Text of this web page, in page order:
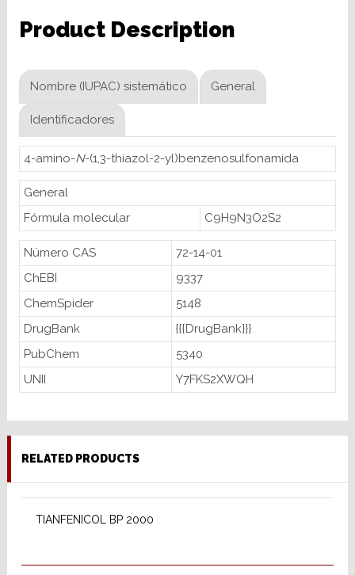
Product Description
Nombre (IUPAC) sistemático General
Identificadores
4-amino-N-(1,3-thiazol-2-yl)benzenosulfonamida
General
Fórmula molecular
C9H9N3O2S2
Número CAS
72-14-01
ChEBI
9337
ChemSpider
5148
DrugBank
{{{DrugBank}}}
PubChem
5340
UNII
Y7FKS2XWQH
RELATED PRODUCTS
TIANFENICOL BP 2000
READ MORE